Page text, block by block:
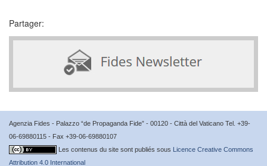
Partager:
Agenzia Fides - Palazzo “de Propaganda Fide” - 00120 - Città del Vaticano Tel. +39-
06-69880115 - Fax +39-06-69880107
Les contenus du site sont publiés sous Licence Creative Commons
Attribution 4.0 International